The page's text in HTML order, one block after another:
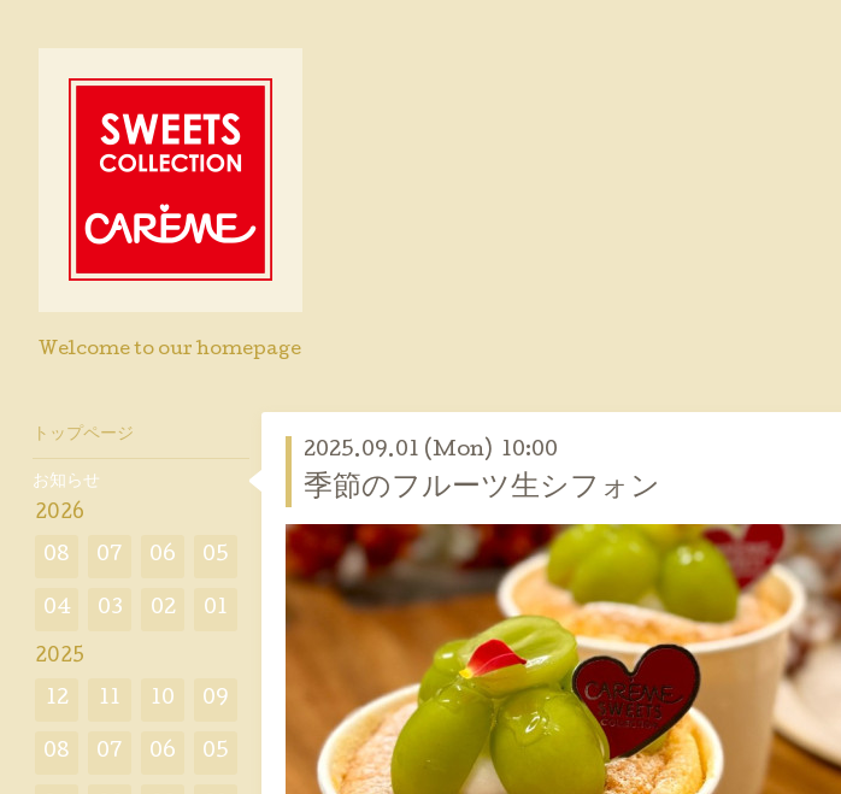
Welcome to our homepage
2025.09.01 (Mon) 10:00
季節のフルーツ生シフォン
トップページ
お知らせ
2026
08 07 06 05
04 03 02 01
2025
12 11 10 09
08 07 06 05